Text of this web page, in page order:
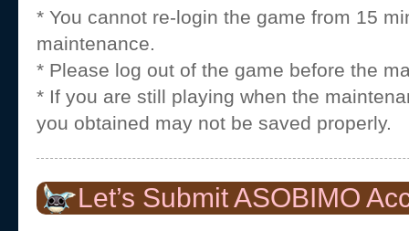
* You cannot re-login the game from 15
maintenance.
* Please log out of the game before the
* If you are still playing when the
you obtained may not be saved properly.
Let’s Submit ASOBIMO